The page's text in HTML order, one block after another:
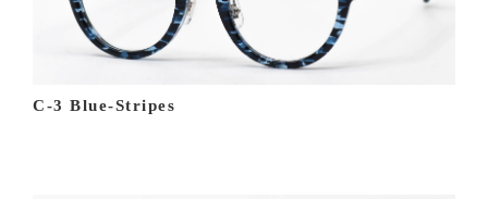
C-3 Blue-Stripes